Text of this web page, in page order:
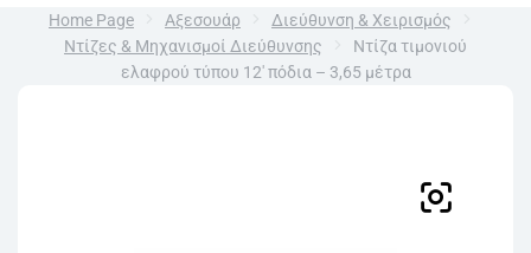
Home Page Αξεσουάρ
Διεύθυνση & Χειρισμός
Ντίζες & Μηχανισμοί Διεύθυνσης
Ντίζα τιμονιού
ελαφρού τύπου 12′ πόδια – 3,65 μέτρα